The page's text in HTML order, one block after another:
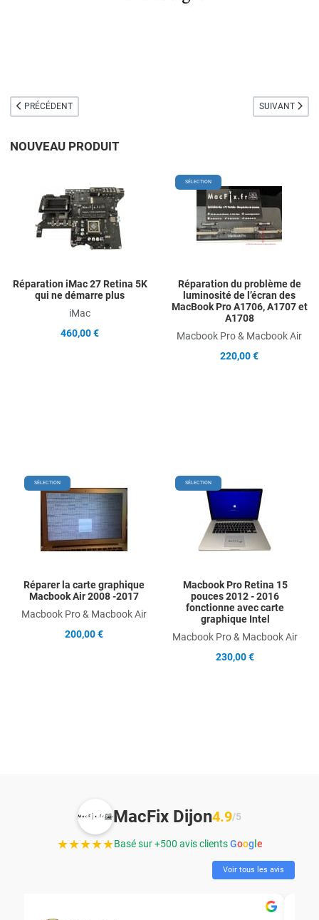
ARTICLE PRÉCÉDENT : CRÉEZ UNE CLÉ USB DÉMARRABLE DE MANIÈRE
PRÉCÉDENT ARTICLE
SUIVANT
NOUVEAU PRODUIT
Add to Wishlist
Add to Compare
Quick View
Réparation iMac 27 Retina 5K
qui ne démarre plus
iMac
460,00 €
SÉLECTION
Réparation du problème de
luminosité de l’écran des
MacBook Pro A1706, A1707 et
A1708
Macbook Pro & Macbook Air
220,00 €
SÉLECTION Add to Wishlist
Add to Compare
Quick View
Réparer la carte graphique
Macbook Air 2008 -2017
Macbook Pro & Macbook Air
200,00 €
SÉLECTION
Macbook Pro Retina 15
pouces 2012 - 2016
fonctionne avec carte
graphique Intel
Macbook Pro & Macbook Air
230,00 €
MacFix Dijon4.9/5
★★★★★Basé sur +500 avis clientsGoog e
Voir tous les avis